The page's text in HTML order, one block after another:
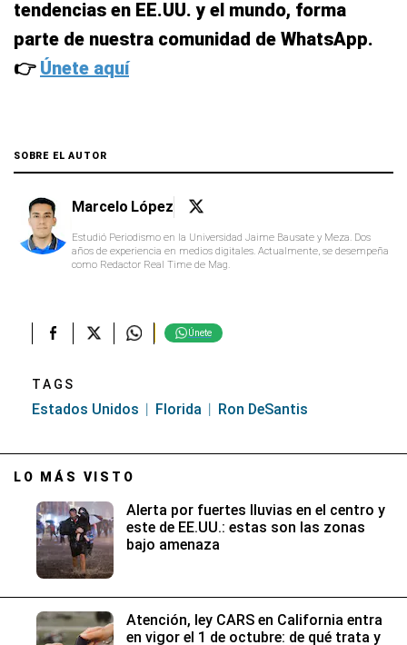
tendencias en EE.UU. y el mundo, forma
parte de nuestra comunidad de WhatsApp.
👉 Únete aquí
SOBRE EL AUTOR
Marcelo López
Estudió Periodismo en la Universidad Jaime Bausate y Meza. Dos
años de experiencia en medios digitales. Actualmente, se desempeña
como Redactor Real Time de Mag.
Únete
TAGS
Estados Unidos Florida Ron DeSantis
LO MÁS VISTO
Alerta por fuertes lluvias en el centro y
este de EE.UU.: estas son las zonas
bajo amenaza
Atención, ley CARS en California entra
en vigor el 1 de octubre: de qué trata y